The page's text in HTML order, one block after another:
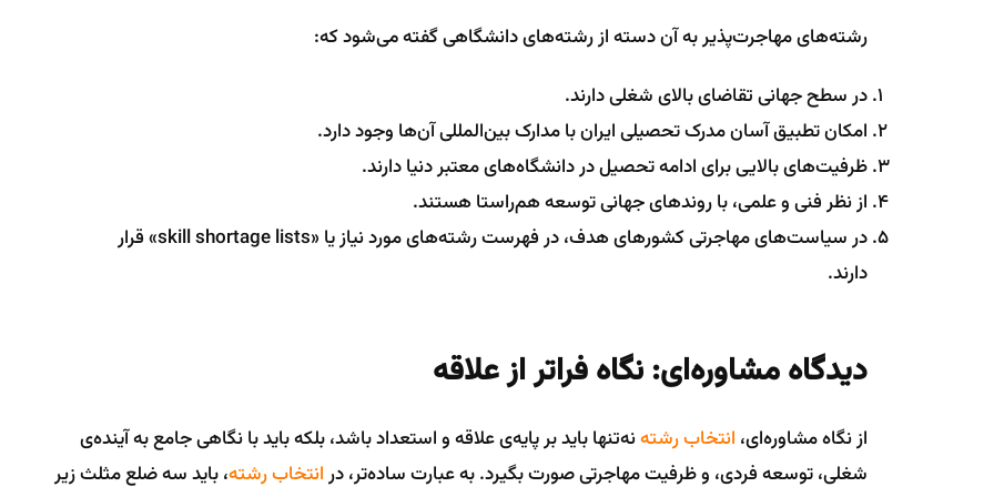
رشته‌های مهاجرت‌پذیر به آن دسته از رشته‌های دانشگاهی گفته می‌شود که:
در سطح جهانی تقاضای بالای شغلی دارند.
امکان تطبیق آسان مدرک تحصیلی ایران با مدارک بین‌المللی آن‌ها وجود دارد.
ظرفیت‌های بالایی برای ادامه تحصیل در دانشگاه‌های معتبر دنیا دارند.
از نظر فنی و علمی، با روندهای جهانی توسعه هم‌راستا هستند.
در سیاست‌های مهاجرتی کشورهای هدف، در فهرست رشته‌های مورد نیاز یا «skill shortage lists» قرار
دارند.
دیدگاه مشاوره‌ای: نگاه فراتر از علاقه
از نگاه مشاوره‌ای، انتخاب رشتهنه‌تنها باید بر پایه‌ی علاقه و استعداد باشد، بلکه باید با نگاهی جامع به آینده‌ی
شغلی، توسعه فردی، و ظرفیت مهاجرتی صورت بگیرد. به عبارت ساده‌تر، درانتخاب رشته، باید سه ضلع مثلث زیر